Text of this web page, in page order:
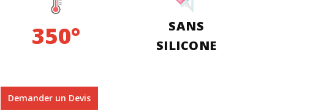
350°
SANS
SILICONE
Demander un Devis